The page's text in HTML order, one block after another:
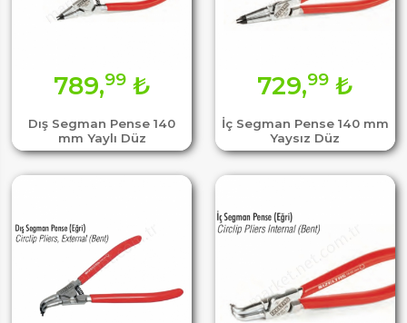
Dış Segman Pense 140
mm Yaylı Düz
789,99₺
İç Segman Pense 140 mm
Yaysız Düz
729,99₺